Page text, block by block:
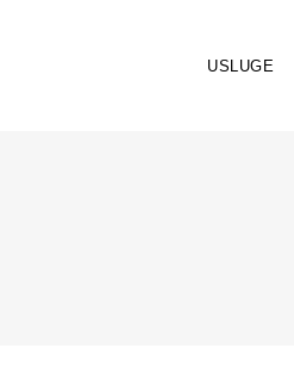
USLUGE